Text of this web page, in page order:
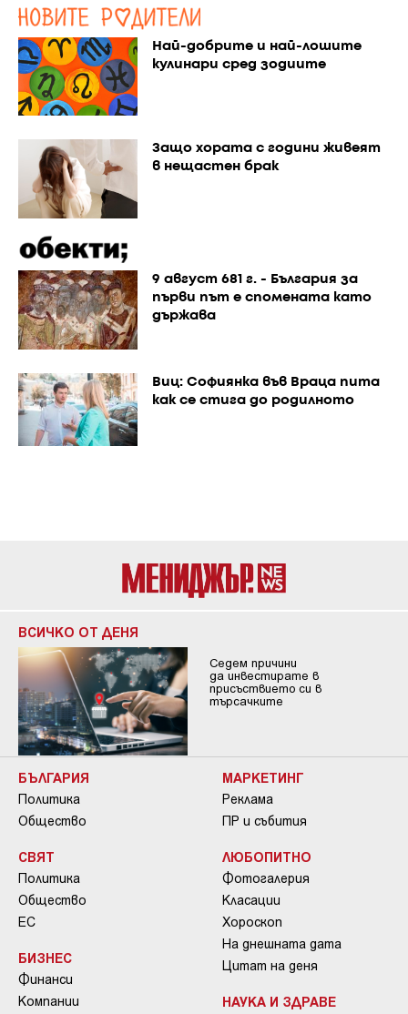
Най-добрите и най-лошите
кулинари сред зодиите
Защо хората с години живеят
в нещастен брак
9 август 681 г. - България за
първи път е спомената като
държава
Виц: Софиянка във Враца пита
как се стига до родилното
ВСИЧКО ОТ ДЕНЯ
Седем причини
да инвестирате в
присъствието си в
търсачките
БЪЛГАРИЯ
Политика
Общество
СВЯТ
Политика
Общество
ЕС
БИЗНЕС
Финанси
Компании
МАРКЕТИНГ
Реклама
ПР и събития
ЛЮБОПИТНО
Фотогалерия
Класации
Хороскоп
На днешната дата
Цитат на деня
НАУКА И ЗДРАВЕ